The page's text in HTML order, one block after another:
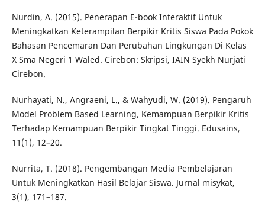
Nurdin, A. (2015). Penerapan E-book Interaktif Untuk
Meningkatkan Keterampilan Berpikir Kritis Siswa Pada Pokok
Bahasan Pencemaran Dan Perubahan Lingkungan Di Kelas
X Sma Negeri 1 Waled. Cirebon: Skripsi, IAIN Syekh Nurjati
Cirebon.
Nurhayati, N., Angraeni, L., & Wahyudi, W. (2019). Pengaruh
Model Problem Based Learning, Kemampuan Berpikir Kritis
Terhadap Kemampuan Berpikir Tingkat Tinggi. Edusains,
11(1), 12–20.
Nurrita, T. (2018). Pengembangan Media Pembelajaran
Untuk Meningkatkan Hasil Belajar Siswa. Jurnal misykat,
3(1), 171–187.